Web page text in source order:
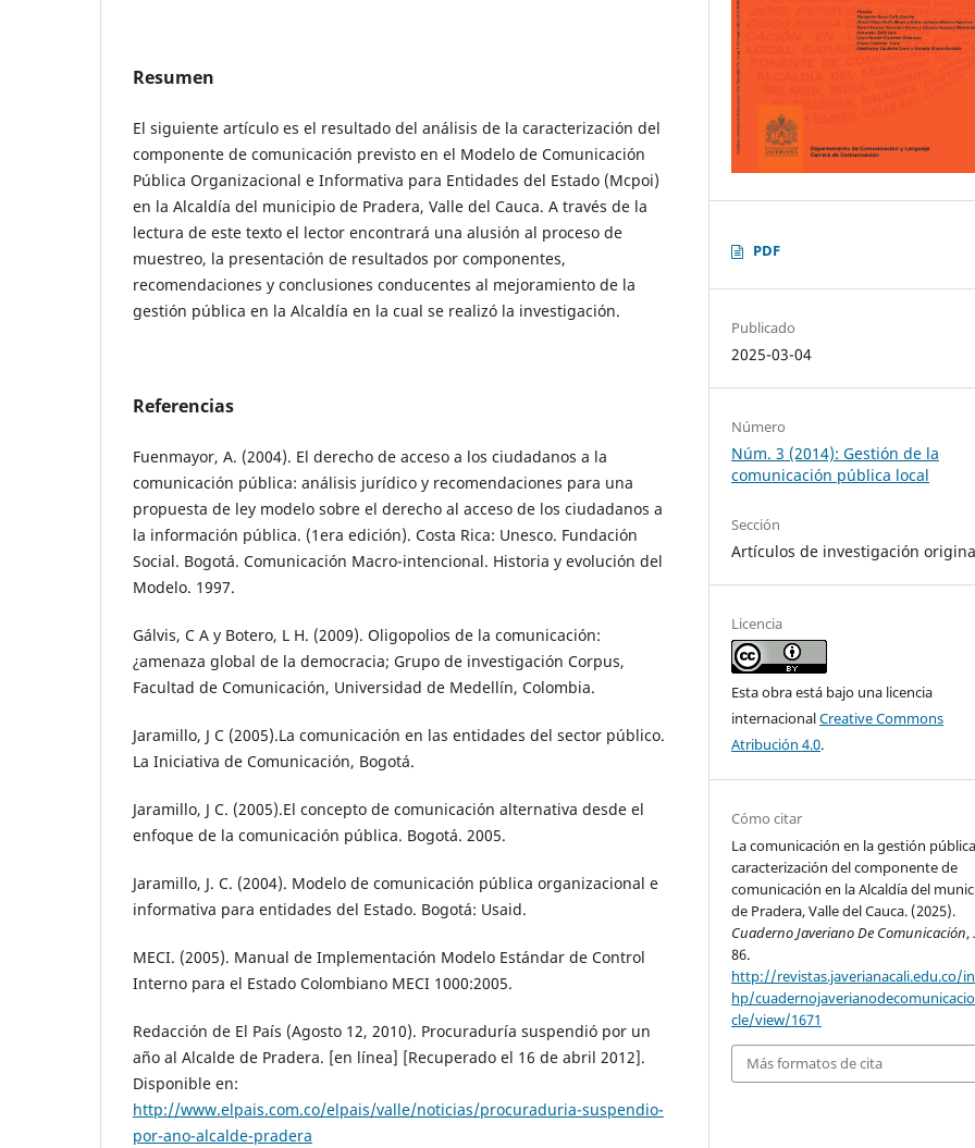
Resumen
El siguiente artículo es el resultado del análisis de la caracterización del
componente de comunicación previsto en el Modelo de Comunicación
Pública Organizacional e Informativa para Entidades del Estado (Mcpoi)
en la Alcaldía del municipio de Pradera, Valle del Cauca. A través de la
lectura de este texto el lector encontrará una alusión al proceso de
muestreo, la presentación de resultados por componentes,
recomendaciones y conclusiones conducentes al mejoramiento de la
gestión pública en la Alcaldía en la cual se realizó la investigación.
Referencias
Fuenmayor, A. (2004). El derecho de acceso a los ciudadanos a la
comunicación pública: análisis jurídico y recomendaciones para una
propuesta de ley modelo sobre el derecho al acceso de los ciudadanos a
la información pública. (1era edición). Costa Rica: Unesco. Fundación
Social. Bogotá. Comunicación Macro-intencional. Historia y evolución del
Modelo. 1997.
Gálvis, C A y Botero, L H. (2009). Oligopolios de la comunicación:
¿amenaza global de la democracia; Grupo de investigación Corpus,
Facultad de Comunicación, Universidad de Medellín, Colombia.
Jaramillo, J C (2005).La comunicación en las entidades del sector público.
La Iniciativa de Comunicación, Bogotá.
Jaramillo, J C. (2005).El concepto de comunicación alternativa desde el
enfoque de la comunicación pública. Bogotá. 2005.
Jaramillo, J. C. (2004). Modelo de comunicación pública organizacional e
informativa para entidades del Estado. Bogotá: Usaid.
MECI. (2005). Manual de Implementación Modelo Estándar de Control
Interno para el Estado Colombiano MECI 1000:2005.
Redacción de El País (Agosto 12, 2010). Procuraduría suspendió por un
año al Alcalde de Pradera. [en línea] [Recuperado el 16 de abril 2012].
Disponible en:
http://www.elpais.com.co/elpais/valle/noticias/procuraduria-suspendio-
por-ano-alcalde-pradera
PDF
Publicado
2025-03-04
Número
Núm. 3 (2014): Gestión de la
comunicación pública local
Sección
Artículos de investigación
Licencia
Esta obra está bajo una licencia
internacionalCreative Commons
Atribución 4.0.
Cómo citar
La comunicación en la gestión
caracterización del componente de
comunicación en la Alcaldía del
de Pradera, Valle del Cauca. (2025).
Cuaderno Javeriano De Comunicación,
86.
http://revistas.javerianacali.edu.co/
hp/
cle/view/1671
Más formatos de cita